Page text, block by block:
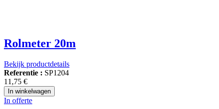
Rolmeter 20m
Bekijk productdetails
Referentie : SP1204
11,75 €
In winkelwagen
In offerte